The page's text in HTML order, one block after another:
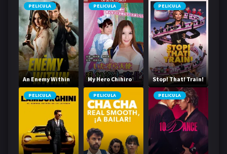
PELICULA
An Enemy Within
PELICULA
My Hero Chihiro
PELICULA
Stop! That! Train!
PELICULA PELICULA PELICULA